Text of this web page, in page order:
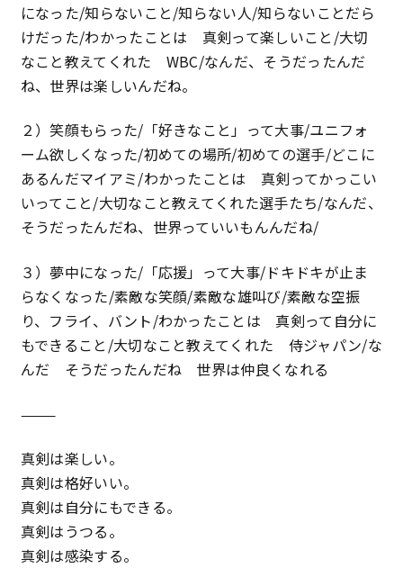
プライバシーポリシー
になった/知らないこと/知らない人/知らないことだら
けだった/わかったことは 真剣って楽しいこと/大切
なこと教えてくれた WBC/なんだ、そうだったんだ
ね、世界は楽しいんだね。
２）笑顔もらった/「好きなこと」って大事/ユニフォ
ーム欲しくなった/初めての場所/初めての選手/どこに
あるんだマイアミ/わかったことは 真剣ってかっこい
いってこと/大切なこと教えてくれた選手たち/なんだ、
そうだったんだね、世界っていいもんんだね/
３）夢中になった/「応援」って大事/ドキドキが止ま
らなくなった/素敵な笑顔/素敵な雄叫び/素敵な空振
り、フライ、バント/わかったことは 真剣って自分に
もできること/大切なこと教えてくれた 侍ジャパン/な
んだ そうだったんだね 世界は仲良くなれる
———
真剣は楽しい。
真剣は格好いい。
真剣は自分にもできる。
真剣はうつる。
真剣は感染する。